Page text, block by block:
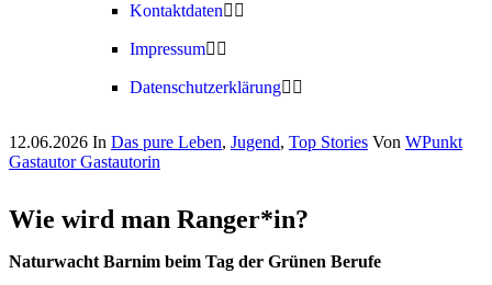
Kontaktdaten
Impressum
Datenschutzerklärung
12.06.2026 In Das pure Leben, Jugend, Top Stories Von WPunkt
Gastautor Gastautorin
Wie wird man Ranger*in?
Naturwacht Barnim beim Tag der Grünen Berufe